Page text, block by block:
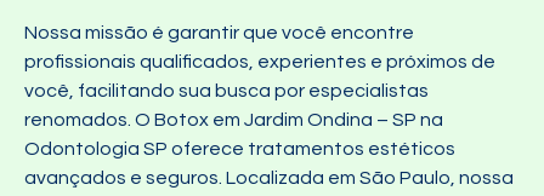
Nossa missão é garantir que você encontre
profissionais qualificados, experientes e próximos de
você, facilitando sua busca por especialistas
renomados. O Botox em Jardim Ondina – SP na
Odontologia SP oferece tratamentos estéticos
avançados e seguros. Localizada em São Paulo, nossa